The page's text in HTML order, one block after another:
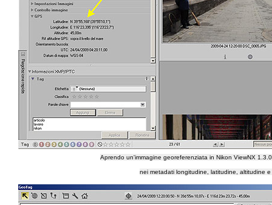
Aprendo un'immagine georeferenziata in Nikon ViewNX
nei metadati longitudine, latitudine, altitudine e